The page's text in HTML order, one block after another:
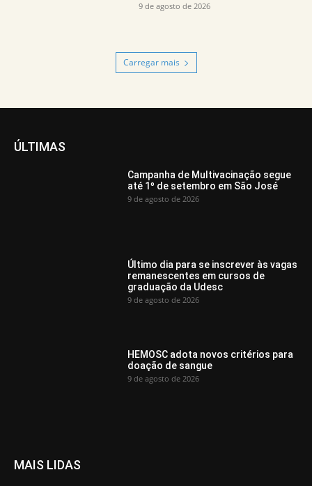
9 de agosto de 2026
Carregar mais
ÚLTIMAS
Campanha de Multivacinação segue
até 1º de setembro em São José
9 de agosto de 2026
Último dia para se inscrever às vagas
remanescentes em cursos de
graduação da Udesc
9 de agosto de 2026
HEMOSC adota novos critérios para
doação de sangue
9 de agosto de 2026
MAIS LIDAS